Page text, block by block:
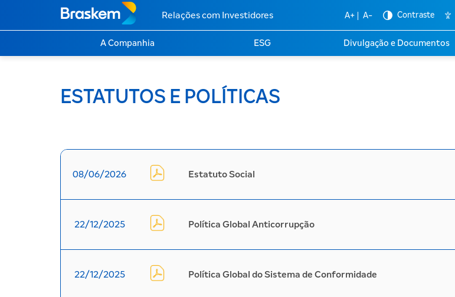
Relações com Investidores A+ A- Contraste
A Companhia ESG
Ambiental
Divulgação e Documentos
ESTATUTOS E POLÍTICAS
08/06/2026 Estatuto Social
22/12/2025 Política Global Anticorrupção
22/12/2025 Política Global do Sistema de Conformidade